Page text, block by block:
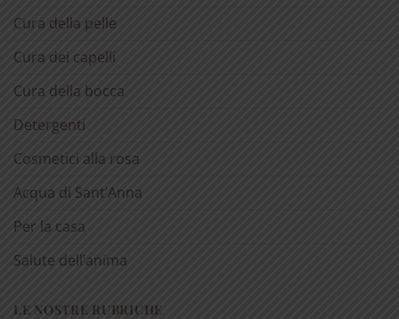
Cura della pelle
Cura dei capelli
Cura della bocca
Detergenti
Cosmetici alla rosa
Acqua di Sant’Anna
Per la casa
Salute dell’anima
LE NOSTRE RUBRICHE